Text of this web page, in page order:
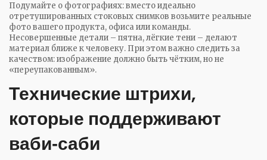
Подумайте о фотографиях: вместо идеально
отретушированных стоковых снимков возьмите реальные
фото вашего продукта, офиса или команды.
Несовершенные детали – пятна, лёгкие тени – делают
материал ближе к человеку. При этом важно следить за
качеством: изображение должно быть чётким, но не
«переупакованным».
Технические штрихи,
которые поддерживают
ваби‑саби